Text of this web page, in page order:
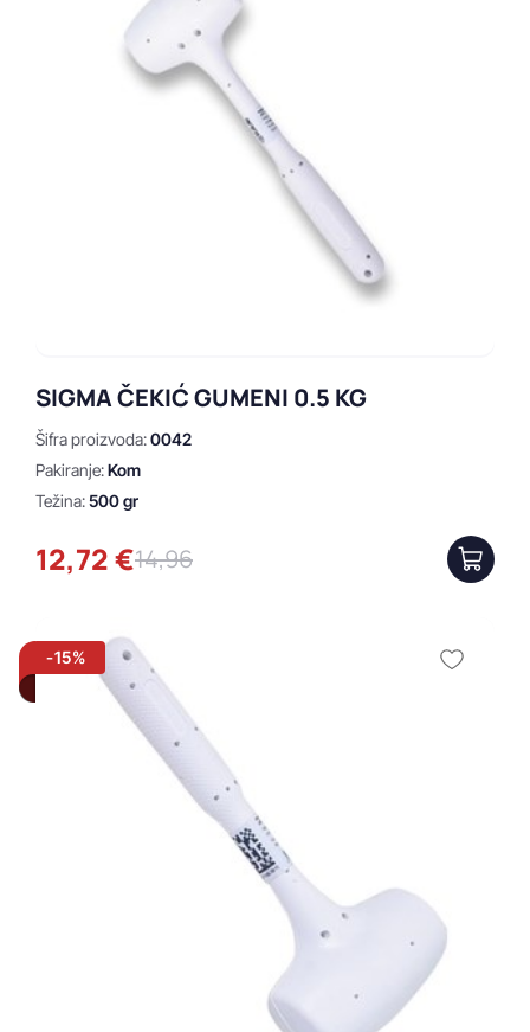
SIGMA ČEKIĆ GUMENI 0.5 KG
Šifra proizvoda:0042
Pakiranje:Kom
Težina:500 gr
12,72 €14,96
-15%